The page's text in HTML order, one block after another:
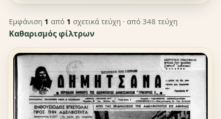
Εμφάνιση 1 από 1 σχετικά τεύχη · από 348 τεύχη
Καθαρισμός φίλτρων